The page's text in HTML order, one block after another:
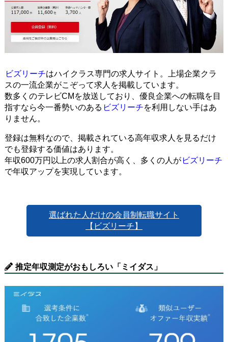
ビズリーチはハイクラス専門の求人サイト。上場企業クラ
スの一流企業がこぞって求人を掲載しています。
数多くのテレビCMを放送しており、優良企業への転職を目
指すなら今一番勢いのある ビズリーチを利用しない手はあ
りません。
登録は無料なので、掲載されている高年収求人を見るだけ
でも登録する価値はあります。
年収600万円以上の求人割合が高く、多くの人が ビズリーチ
で年収アップを実現しています。
選ばれた人だけの会員制転職サイト
【ビズリーチ】
推定年収測定がおもしろい「ミイダス」